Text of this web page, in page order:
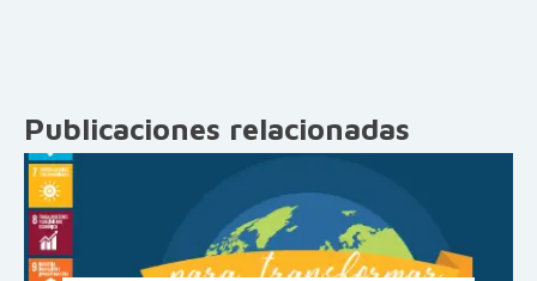
Publicaciones relacionadas